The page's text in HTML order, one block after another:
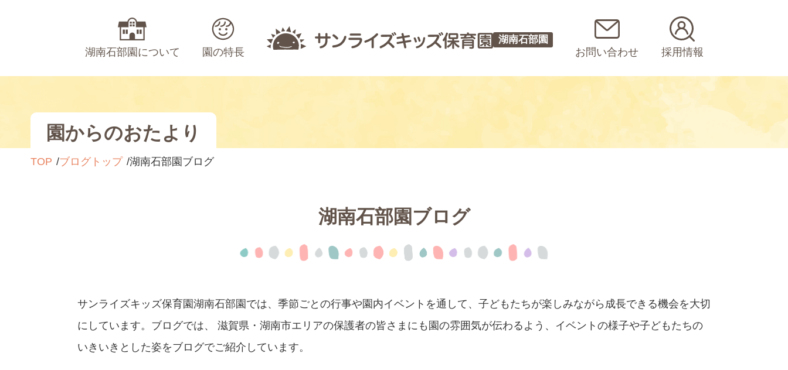
湖南石部園について 園の特長
湖南石部園
お問い合わせ 採用情報
園からのおたより
TOP ブログトップ 湖南石部園ブログ
湖南石部園ブログ
サンライズキッズ保育園湖南石部園では、季節ごとの行事や園内イベントを通して、子どもたちが楽しみながら成長できる機会を大切
にしています。ブログでは、 滋賀県・湖南市エリアの保護者の皆さまにも園の雰囲気が伝わるよう、イベントの様子や子どもたちの
いきいきとした姿をブログでご紹介しています。